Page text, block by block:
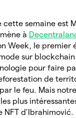
cette semaine est
à
Week, le premier
sur
pour faire
de
le feu. Mais
plus
d’Ibrahimović.